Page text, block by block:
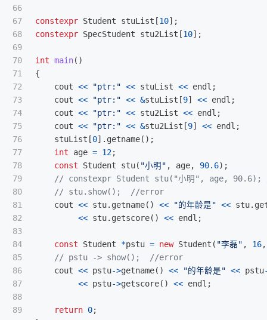
66
67
68
69
70
71
72
73
74
75
76
77
78
79
80
81
82
83
84
85
86
87
88
89
constexpr Student stuList [10];
constexpr SpecStudent stu2List [10];
int main()
{
cout << "ptr:" << stuList << endl ;
cout << "ptr:" << &stuList [9] << endl ;
cout << "ptr:" << stu2List << endl ;
cout << "ptr:" << &stu2List [9] << endl ;
stuList [0]. getname();
int
age = 12;
const
Student stu( "小明" , age, 90.6);
// constexpr Student stu("小明", age,
// stu.show();  //error
cout << stu. getname() << "的年龄是" << stu.
<< stu. getscore() << endl ;
const Student *pstu = new Student ( "李磊" , 16,
// pstu -> show();  //error
cout << pstu->getname() << "的年龄是" << pstu
<< pstu->getscore() << endl ;
return 0;